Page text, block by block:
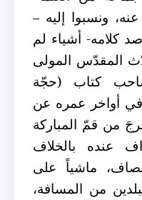
ونسبوا إليه –
كلامه- أشياء لم
المقدّس المولى
كتاب (حجّة
في أواخر عمره عن
من قمّ المباركة
عنده بالخلاف
ماشياً على
من المسافة،